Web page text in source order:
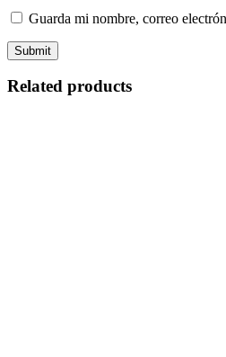
Guarda mi nombre, correo
Related products